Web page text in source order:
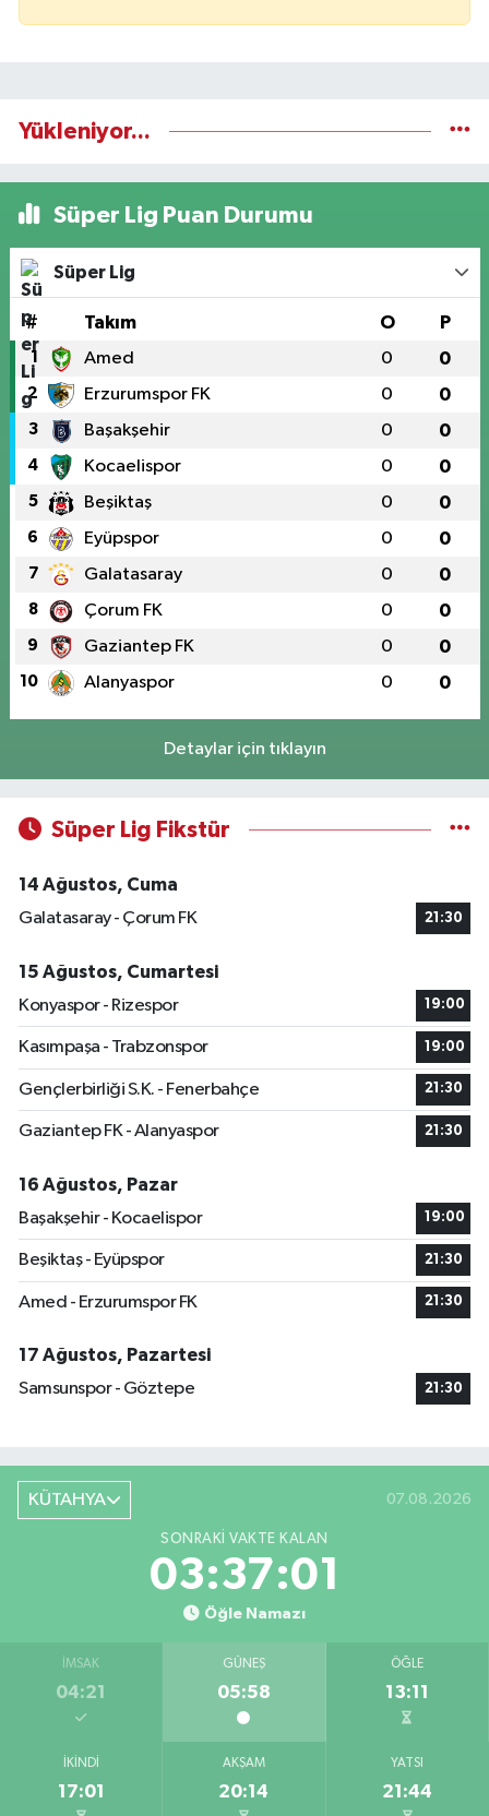
Yükleniyor...
Süper Lig Puan Durumu
Süper Lig
# Takım O P
1 Amed 0 0
2 Erzurumspor FK 0 0
3 Başakşehir 0 0
4 Kocaelispor 0 0
5 Beşiktaş 0 0
6 Eyüpspor 0 0
7 Galatasaray 0 0
8 Çorum FK 0 0
9 Gaziantep FK 0 0
10 Alanyaspor 0 0
Detaylar için tıklayın
Süper Lig Fikstür
14 Ağustos, Cuma
Galatasaray - Çorum FK
21:30
15 Ağustos, Cumartesi
Konyaspor - Rizespor
19:00
Kasımpaşa - Trabzonspor 19:00
Gençlerbirliği S.K. - Fenerbahçe 21:30
Gaziantep FK - Alanyaspor 21:30
16 Ağustos, Pazar
Başakşehir - Kocaelispor
19:00
Beşiktaş - Eyüpspor 21:30
Amed - Erzurumspor FK 21:30
17 Ağustos, Pazartesi
Samsunspor - Göztepe
21:30
KÜTAHYA 07.08.2026
SONRAKI VAKTE KALAN
03:37:00
Öğle Namazı
İMSAK
04:21
GÜNEŞ
05:58
ÖĞLE
13:11
İKINDI
17:01
AKŞAM
20:14
YATSI
21:44